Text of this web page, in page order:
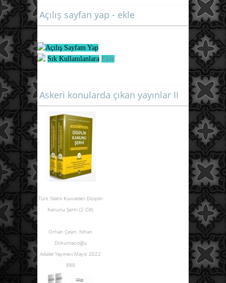
Açılış sayfan yap - ekle
Açılış Sayfam Yap
Sık Kullanılanlara Ekle
Askeri konularda çıkan yayınlar II
Türk Silahlı Kuvvetleri Disiplin
Kanunu Şerhi (2 Cilt)
Orhan Çelen, Nihan
Dokumacıoğlu
Adalet Yayınevi Mayıs 2022
888